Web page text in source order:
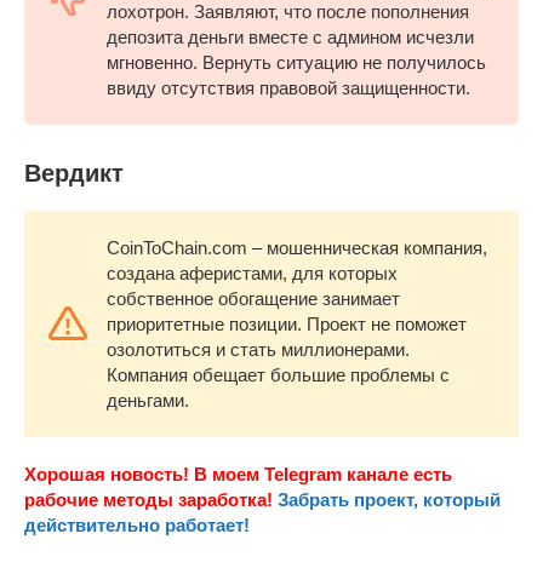
лохотрон. Заявляют, что после пополнения
депозита деньги вместе с админом исчезли
мгновенно. Вернуть ситуацию не получилось
ввиду отсутствия правовой защищенности.
Вердикт
CoinToChain.com – мошенническая компания,
создана аферистами, для которых
собственное обогащение занимает
приоритетные позиции. Проект не поможет
озолотиться и стать миллионерами.
Компания обещает большие проблемы с
деньгами.
Хорошая новость! В моем Telegram канале есть
рабочие методы заработка! Забрать проект, который
действительно работает!